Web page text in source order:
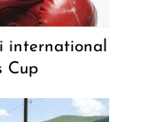
international
Cup